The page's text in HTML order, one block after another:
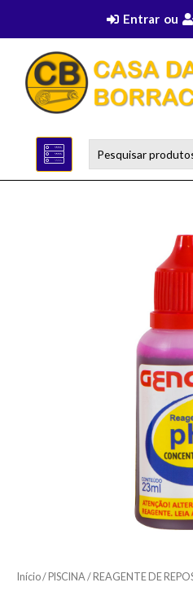
Entrar ou
Início/PISCINA / REAGENTE DE